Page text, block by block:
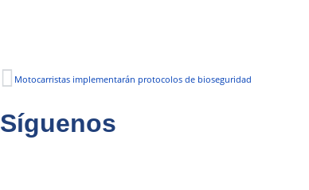
Motocarristas implementarán protocolos de bioseguridad
Síguenos